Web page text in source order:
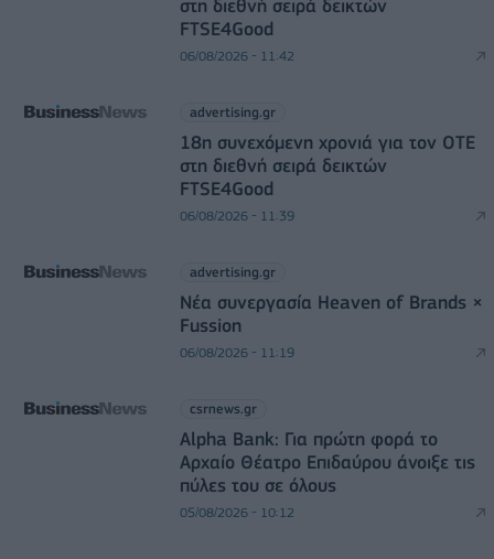
στη διεθνή σειρά δεικτών
FTSE4Good
06/08/2026 - 11:42
advertising.gr
18η συνεχόμενη χρονιά για τον ΟΤΕ
στη διεθνή σειρά δεικτών
FTSE4Good
06/08/2026 - 11:39
advertising.gr
Νέα συνεργασία Heaven of Brands ×
Fussion
06/08/2026 - 11:19
csrnews.gr
Alpha Bank: Για πρώτη φορά το
Αρχαίο Θέατρο Επιδαύρου άνοιξε τις
πύλες του σε όλους
05/08/2026 - 10:12